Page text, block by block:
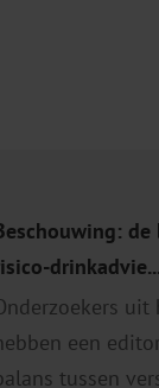
drinkadvie...
een
tussen